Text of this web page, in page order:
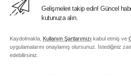
Gelişmeleri takip edin! Güncel
kutunuza alın.
Kaydolmakla, Kullanım Şartlarımızı kabul etmiş ve
uygulamalarını onaylamış olursunuz. İstediğiniz
edebilirsiniz.